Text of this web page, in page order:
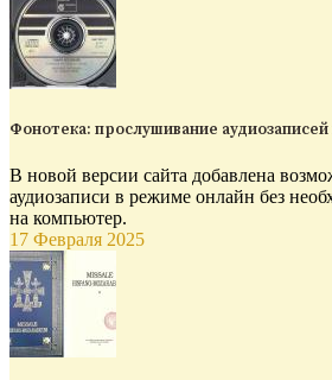
Фонотека: прослушивание аудиозаписей
В новой версии сайта добавлена
аудиозаписи в режиме онлайн без
на компьютер.
17 Февраля 2025